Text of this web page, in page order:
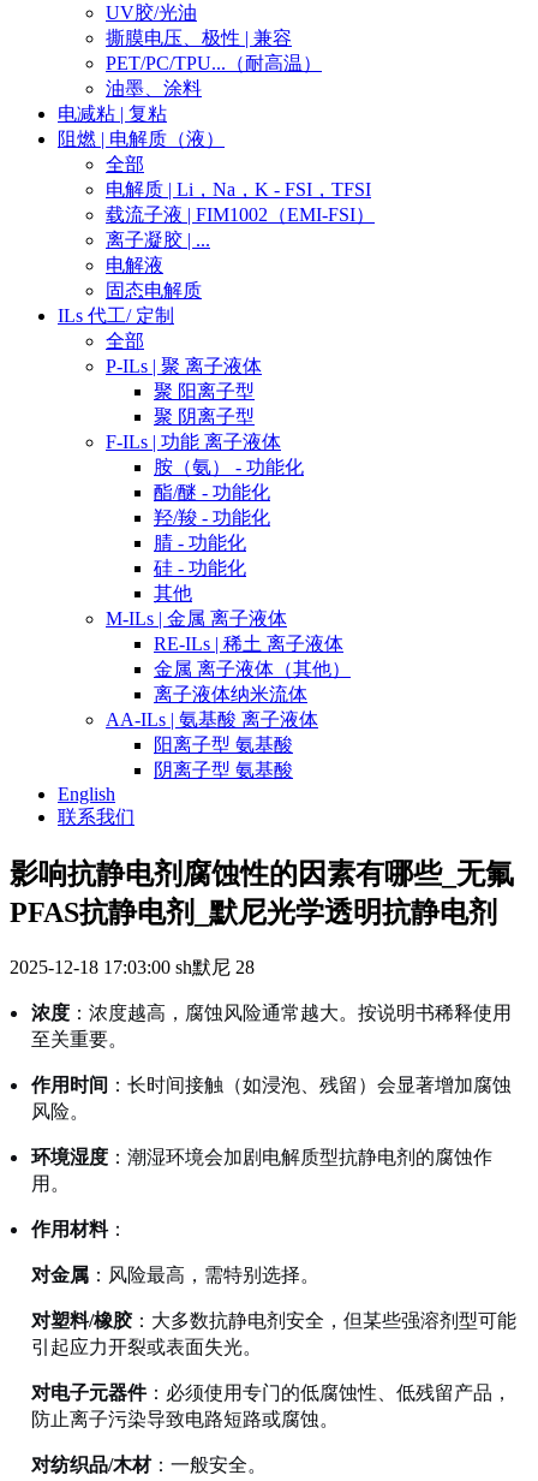
UV胶/光油
撕膜电压、极性 | 兼容
PET/PC/TPU...（耐高温）
油墨、涂料
电减粘 | 复粘
阻燃 | 电解质（液）
全部
电解质 | Li，Na，K - FSI，TFSI
载流子液 | FIM1002（EMI-FSI）
离子凝胶 | ...
电解液
固态电解质
ILs 代工/ 定制
全部
P-ILs | 聚 离子液体
聚 阳离子型
聚 阴离子型
F-ILs | 功能 离子液体
胺（氨） - 功能化
酯/醚 - 功能化
羟/羧 - 功能化
腈 - 功能化
硅 - 功能化
其他
M-ILs | 金属 离子液体
RE-ILs | 稀土 离子液体
金属 离子液体（其他）
离子液体纳米流体
AA-ILs | 氨基酸 离子液体
阳离子型 氨基酸
阴离子型 氨基酸
English
联系我们
影响抗静电剂腐蚀性的因素有哪些_无氟
PFAS抗静电剂_默尼光学透明抗静电剂
2025-12-18 17:03:00 sh默尼 28
浓度 ：浓度越高，腐蚀风险通常越大。按说明书稀释使用
至关重要。
作用时间 ：长时间接触（如浸泡、残留）会显著增加腐蚀
风险。
环境湿度 ：潮湿环境会加剧电解质型抗静电剂的腐蚀作
用。
作用材料：
对金属 ：风险最高，需特别选择。
对塑料/橡胶 ：大多数抗静电剂安全，但某些强溶剂型可能
引起应力开裂或表面失光。
对电子元器件：必须使用专门的低腐蚀性、低残留产品，
防止离子污染导致电路短路或腐蚀。
对纺织品/木材：一般安全。